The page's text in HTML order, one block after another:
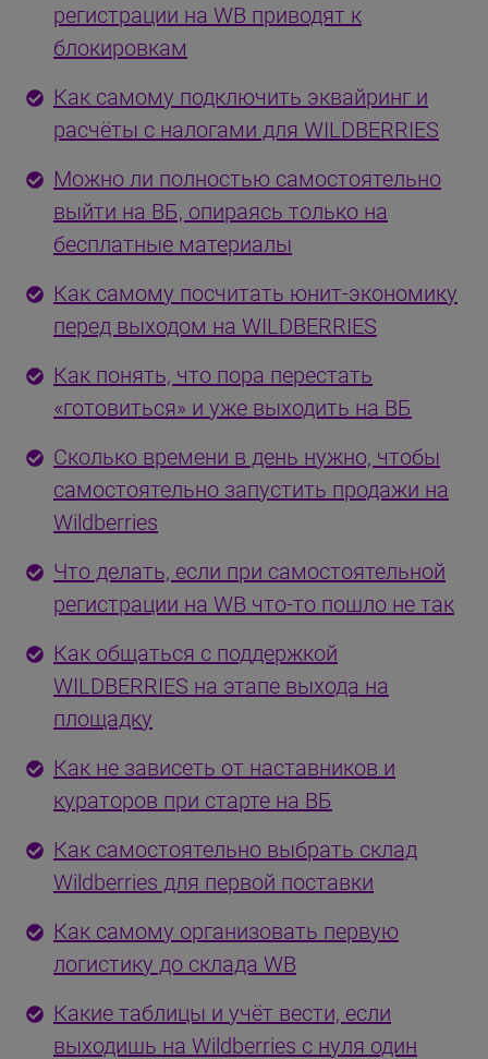
регистрации на WB приводят к
блокировкам
Как самому подключить эквайринг и
расчёты с налогами для WILDBERRIES
Можно ли полностью самостоятельно
выйти на ВБ, опираясь только на
бесплатные материалы
Как самому посчитать юнит-экономику
перед выходом на WILDBERRIES
Как понять, что пора перестать
«готовиться» и уже выходить на ВБ
Сколько времени в день нужно, чтобы
самостоятельно запустить продажи на
Wildberries
Что делать, если при самостоятельной
регистрации на WB что-то пошло не так
Как общаться с поддержкой
WILDBERRIES на этапе выхода на
площадку
Как не зависеть от наставников и
кураторов при старте на ВБ
Как самостоятельно выбрать склад
Wildberries для первой поставки
Как самому организовать первую
логистику до склада WB
Какие таблицы и учёт вести, если
выходишь на Wildberries с нуля один